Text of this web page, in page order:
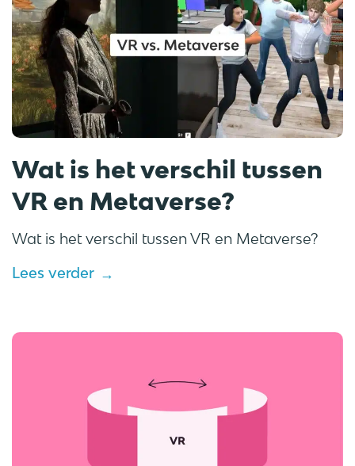
Wat is het verschil tussen
VR en Metaverse?
Wat is het verschil tussen VR en Metaverse?
Lees verder